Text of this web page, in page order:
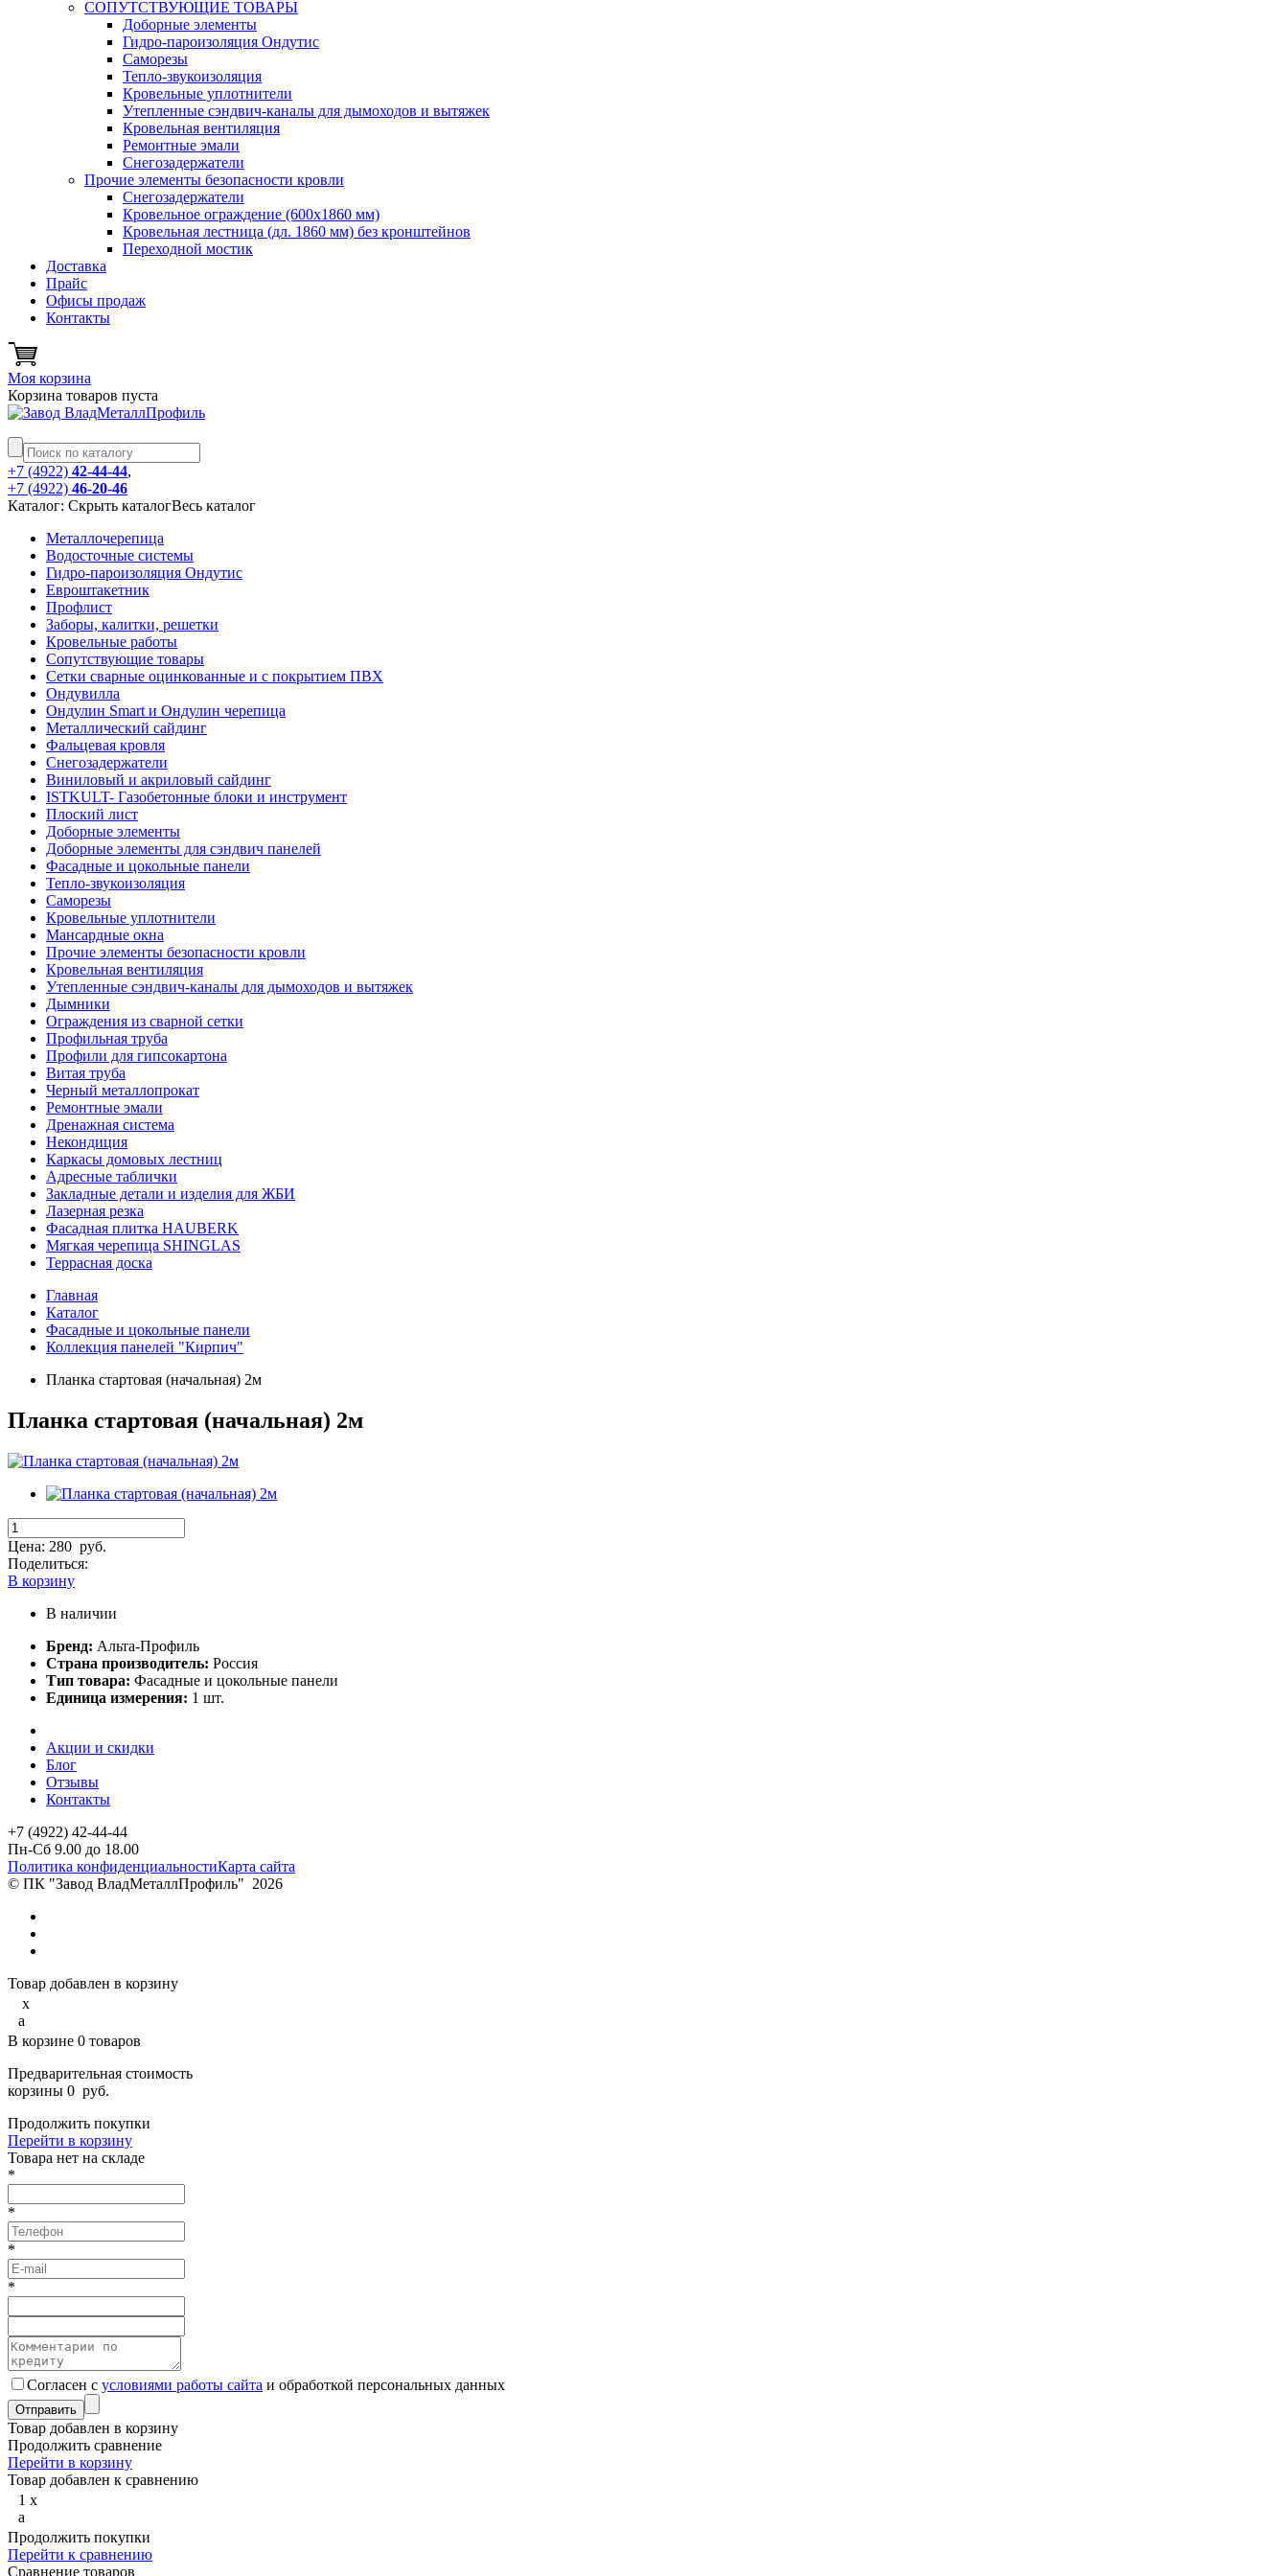
СОПУТСТВУЮЩИЕ ТОВАРЫ
Доборные элементы
Гидро-пароизоляция Ондутис
Саморезы
Тепло-звукоизоляция
Кровельные уплотнители
Утепленные сэндвич-каналы для дымоходов и вытяжек
Кровельная вентиляция
Ремонтные эмали
Снегозадержатели
Прочие элементы безопасности кровли
Снегозадержатели
Кровельное ограждение (600х1860 мм)
Кровельная лестница (дл. 1860 мм) без кронштейнов
Переходной мостик
Доставка
Прайс
Офисы продаж
Контакты
Моя корзина
Корзина товаров пуста
+7 (4922) 42-44-44,
+7 (4922) 46-20-46
Каталог: Cкрыть каталогВесь каталог
Металлочерепица
Водосточные системы
Гидро-пароизоляция Ондутис
Евроштакетник
Профлист
Заборы, калитки, решетки
Кровельные работы
Сопутствующие товары
Сетки сварные оцинкованные и с покрытием ПВХ
Ондувилла
Ондулин Smart и Ондулин черепица
Металлический сайдинг
Фальцевая кровля
Снегозадержатели
Виниловый и акриловый сайдинг
ISTKULT- Газобетонные блоки и инструмент
Плоский лист
Доборные элементы
Доборные элементы для сэндвич панелей
Фасадные и цокольные панели
Тепло-звукоизоляция
Саморезы
Кровельные уплотнители
Мансардные окна
Прочие элементы безопасности кровли
Кровельная вентиляция
Утепленные сэндвич-каналы для дымоходов и вытяжек
Дымники
Ограждения из сварной сетки
Профильная труба
Профили для гипсокартона
Витая труба
Черный металлопрокат
Ремонтные эмали
Дренажная система
Некондиция
Каркасы домовых лестниц
Адресные таблички
Закладные детали и изделия для ЖБИ
Лазерная резка
Фасадная плитка HAUBERK
Мягкая черепица SHINGLAS
Террасная доска
Главная
Каталог
Фасадные и цокольные панели
Коллекция панелей "Кирпич"
Планка стартовая (начальная) 2м
Планка стартовая (начальная) 2м
Цена: 280 руб.
Поделиться:
В корзину
В наличии
Бренд: Альта-Профиль
Страна производитель: Россия
Тип товара: Фасадные и цокольные панели
Единица измерения: 1 шт.
Акции и скидки
Блог
Отзывы
Контакты
+7 (4922) 42-44-44
Пн-Сб 9.00 до 18.00
Политика конфиденциальностиКарта сайта
© ПК "Завод ВладМеталлПрофиль" 2026
Товар добавлен в корзину
x
a
В корзине 0 товаров
Предварительная стоимость
корзины 0 руб.
Продолжить покупки
Перейти в корзину
Товарa нет на складе
*
*
*
*
Согласен с условиями работы сайта и обработкой персональных данных
Товар добавлен в корзину
Продолжить сравнение
Перейти в корзину
Товар добавлен к сравнению
1 x
a
Продолжить покупки
Перейти к сравнению
Сравнение товаров